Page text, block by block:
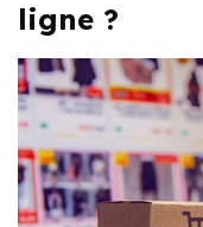
ligne ?